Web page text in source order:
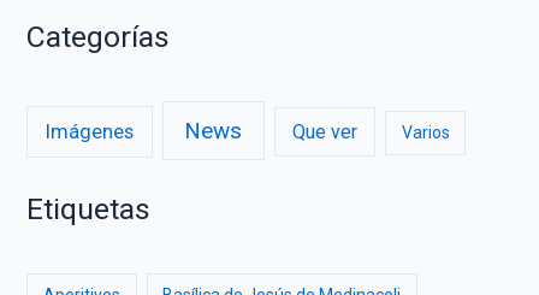
Categorías
Imágenes News Que ver Varios
Etiquetas